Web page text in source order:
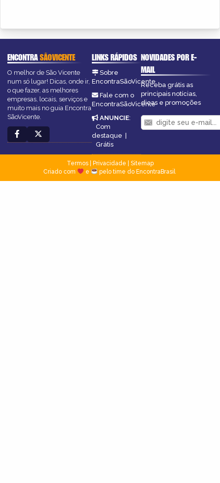
ENCONTRASÃOVICENTE
O melhor de São Vicente
num só lugar! Dicas, onde ir,
o que fazer, as melhores
empresas, locais, serviços e
muito mais no guia Encontra
SãoVicente.
LINKS RÁPIDOS
Sobre
EncontraSãoVicente
Fale com o
EncontraSãoVicente
ANUNCIE:
Com
destaque
Grátis
NOVIDADES POR E-
MAIL
Receba grátis as
principais notícias,
dicas e promoções
Termos| Privacidade
Sitemap
Criado com
e pelo time do EncontraBrasil